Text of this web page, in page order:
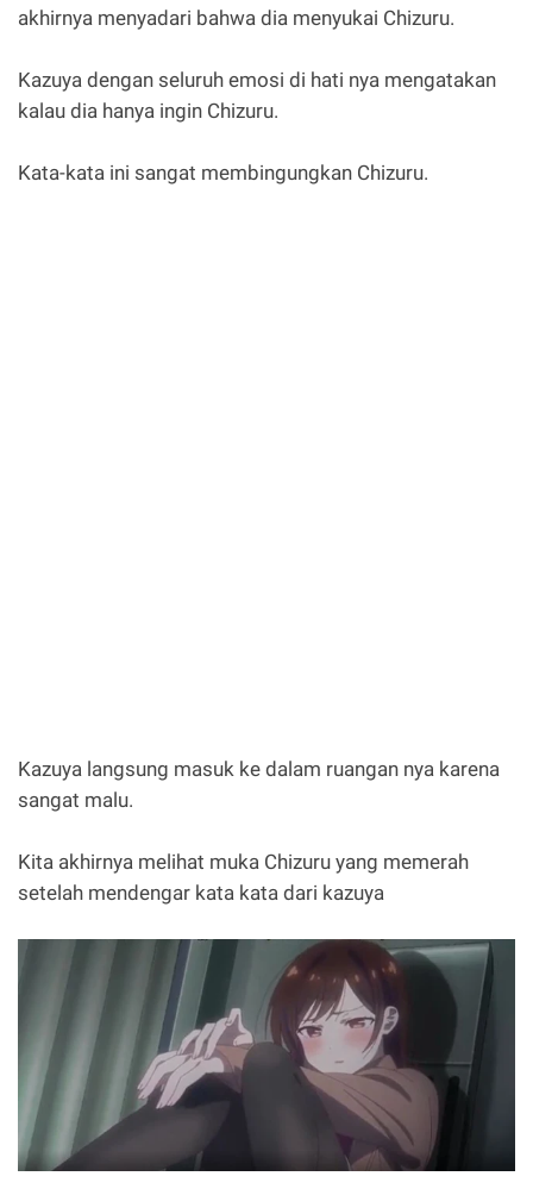
akhirnya menyadari bahwa dia menyukai Chizuru.
Kazuya dengan seluruh emosi di hati nya mengatakan
kalau dia hanya ingin Chizuru.
Kata-kata ini sangat membingungkan Chizuru.
Kazuya langsung masuk ke dalam ruangan nya karena
sangat malu.
Kita akhirnya melihat muka Chizuru yang memerah
setelah mendengar kata kata dari kazuya